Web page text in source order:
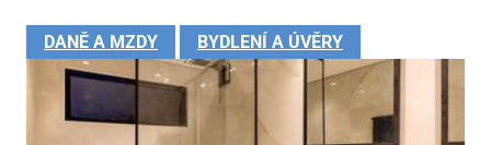
DANĚ A MZDY BYDLENÍ A ÚVĚRY